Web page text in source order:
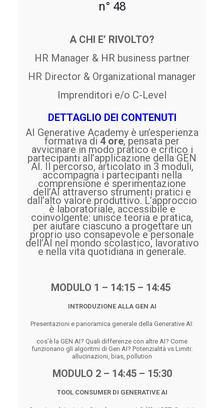
n° 48
A CHI E’ RIVOLTO?
HR Manager & HR business partner
HR Director & Organizational manager
Imprenditori e/o C-Level
DETTAGLIO DEI CONTENUTI
AI Generative Academy è un’esperienza
formativa di 4 ore, pensata per
avvicinare in modo pratico e critico i
partecipanti all’applicazione della GEN
AI. Il percorso, articolato in 3 moduli,
accompagna i partecipanti nella
comprensione e sperimentazione
dell’AI attraverso strumenti pratici e
dall’alto valore produttivo. L’approccio
è laboratoriale, accessibile e
coinvolgente: unisce teoria e pratica,
per aiutare ciascuno a progettare un
proprio uso consapevole e personale
dell’AI nel mondo scolastico, lavorativo
e nella vita quotidiana in generale.
MODULO 1 – 14:15 – 14:45
INTRODUZIONE ALLA GEN AI
Presentazioni e panoramica generale della Generative AI:
cos’è la GEN AI? Quali differenze con altre AI? Come
funzionano gli algoritmi di Gen AI? Potenzialità vs Limiti:
allucinazioni, bias, pollution
MODULO 2 – 14:45 – 15:30
TOOL CONSUMER DI GENERATIVE AI